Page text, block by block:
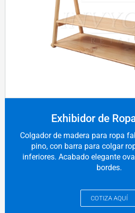
Exhibidor de
Colgador de madera para ropa
pino, con barra para colgar
inferiores. Acabado elegante
bordes.
COTIZA AQUÍ